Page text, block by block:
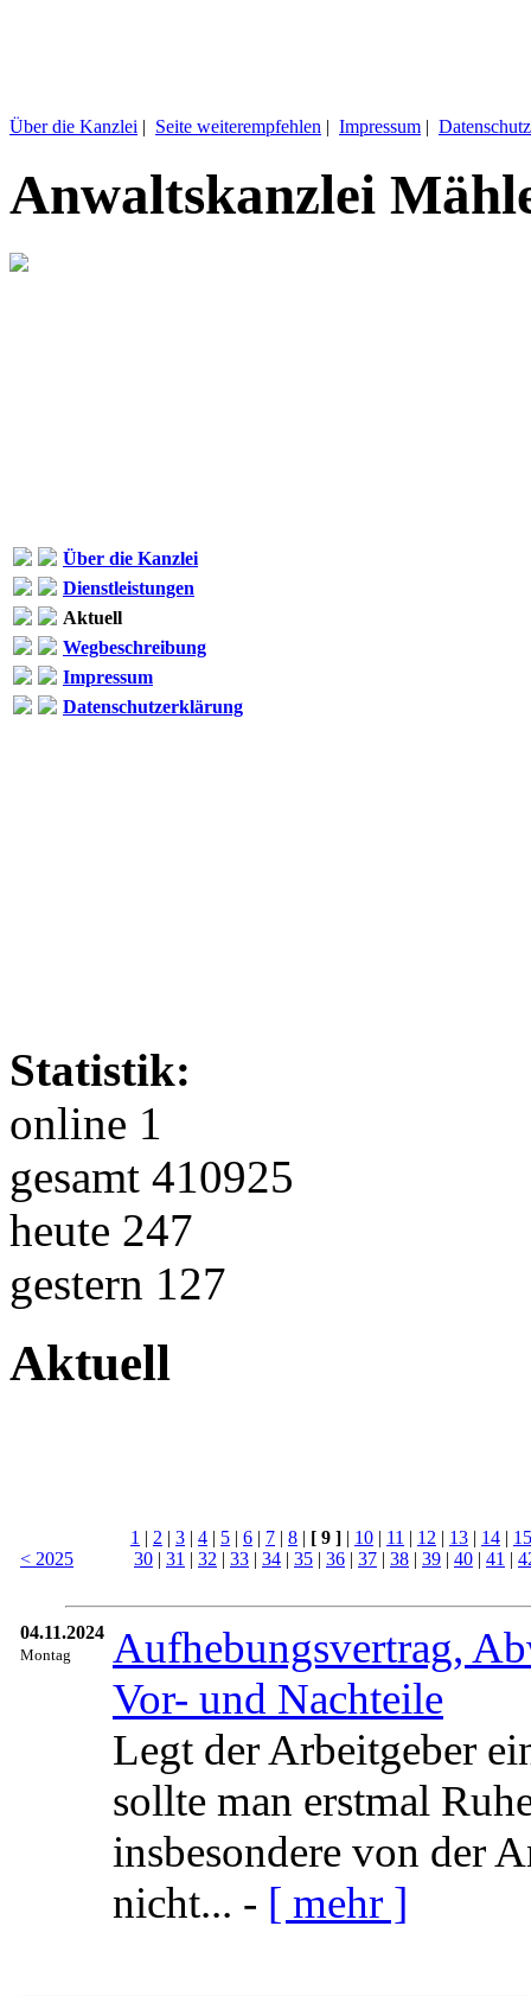
Über die Kanzlei | Seite weiterempfehlen | Impressum |
Anwaltskanzlei
Über die Kanzlei
Dienstleistungen
Aktuell
Wegbeschreibung
Impressum
Datenschutzerklärung
Statistik:
online 1
gesamt 410925
heute 247
gestern 127
Aktuell
< 2025
1 | 2 | 3 | 4 | 5 | 6 | 7 | 8 | [ 9 ] | 10 | 11 | 12 | 13 | 14 | 15
30 | 31 | 32 | 33 | 34 | 35 | 36 | 37 | 38 | 39 | 40 | 41 |
04.11.2024
Montag
Aufhebungsvertrag,
Vor- und Nachteile
Legt der Arbeitgeber
sollte man erstmal
insbesondere von der
nicht... - [ mehr ]